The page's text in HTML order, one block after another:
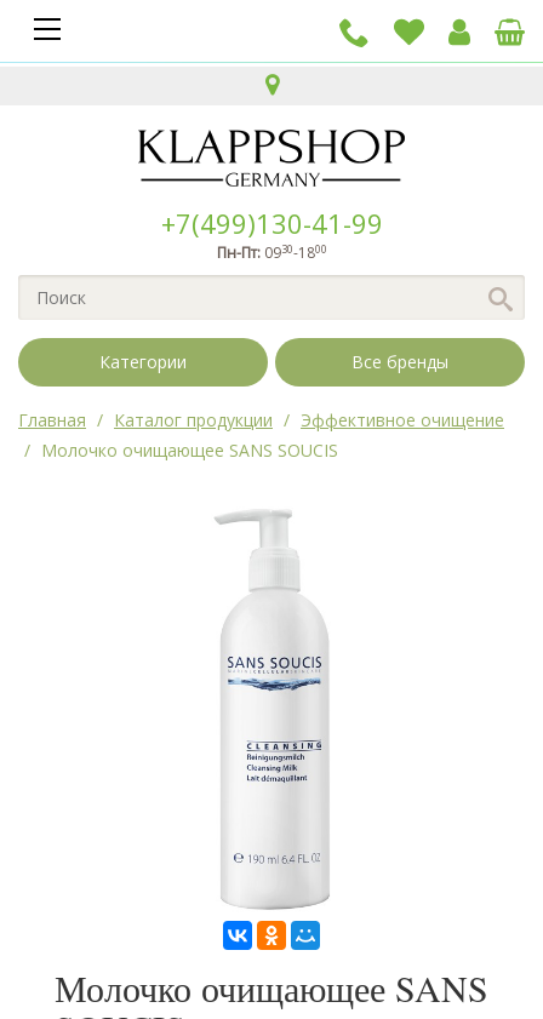
+7(499)130-41-99
Пн-Пт:0930-1800
Категории Все бренды
Главная Каталог продукции
Эффективное очищение
Молочко очищающее SANS SOUCIS
Молочко очищающее SANS